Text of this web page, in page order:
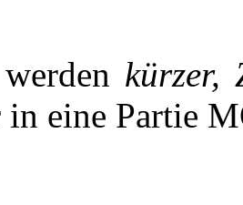
kürzer,
in eine Partie